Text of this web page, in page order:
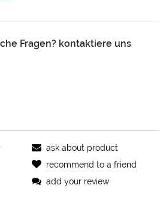
Fragen? kontaktiere uns
ask about product
recommend to a friend
add your review